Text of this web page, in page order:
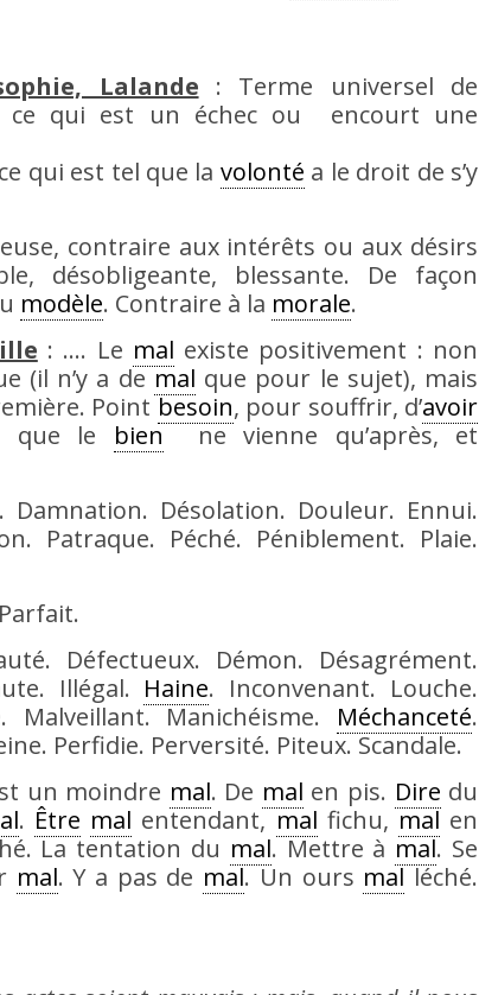
Lalande : Terme universel de
ce qui est un échec ou encourt une
qui est tel que la volonté a le droit de s’y
contraire aux intérêts ou aux désirs
désobligeante, blessante. De façon
modèle. Contraire à la morale.
: …. Le mal existe positivement : non
(il n’y a de mal que pour le sujet), mais
Point besoin, pour souffrir, d’avoir
que le bien ne vienne qu’après, et
Désolation. Douleur. Ennui.
Patraque. Péché. Péniblement. Plaie.
Défectueux. Démon. Désagrément.
Illégal. Haine. Inconvenant. Louche.
Malveillant. Manichéisme. Méchanceté.
Perfidie. Perversité. Piteux. Scandale.
un moindre mal. De mal en pis. Dire du
. Être mal entendant, mal fichu, mal en
La tentation du mal. Mettre à mal. Se
mal. Y a pas de mal. Un ours mal léché.